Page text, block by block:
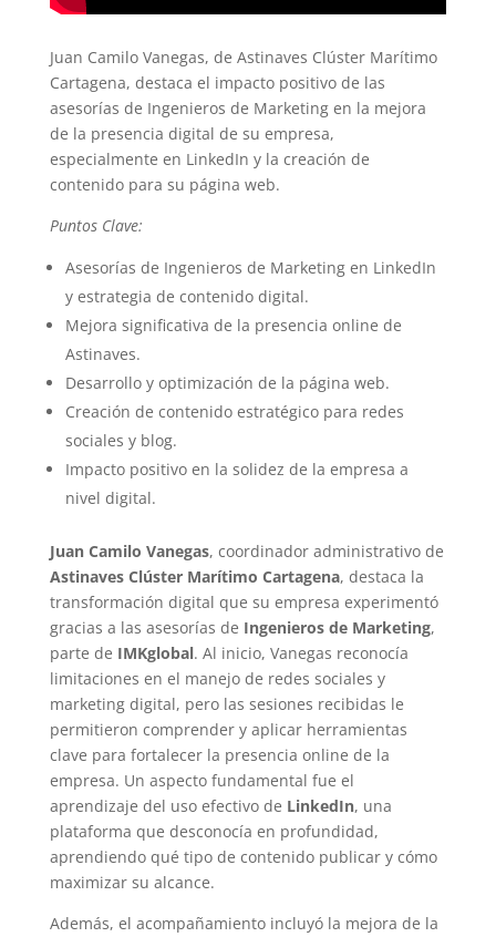
Juan Camilo Vanegas, de Astinaves Clúster Marítimo
Cartagena, destaca el impacto positivo de las
asesorías de Ingenieros de Marketing en la mejora
de la presencia digital de su empresa,
especialmente en LinkedIn y la creación de
contenido para su página web.
Puntos Clave:
Asesorías de Ingenieros de Marketing en LinkedIn
y estrategia de contenido digital.
Mejora significativa de la presencia online de
Astinaves.
Desarrollo y optimización de la página web.
Creación de contenido estratégico para redes
sociales y blog.
Impacto positivo en la solidez de la empresa a
nivel digital.
Juan Camilo Vanegas, coordinador administrativo de
Astinaves Clúster Marítimo Cartagena, destaca la
transformación digital que su empresa experimentó
gracias a las asesorías de Ingenieros de Marketing,
parte de IMKglobal. Al inicio, Vanegas reconocía
limitaciones en el manejo de redes sociales y
marketing digital, pero las sesiones recibidas le
permitieron comprender y aplicar herramientas
clave para fortalecer la presencia online de la
empresa. Un aspecto fundamental fue el
aprendizaje del uso efectivo de LinkedIn, una
plataforma que desconocía en profundidad,
aprendiendo qué tipo de contenido publicar y cómo
maximizar su alcance.
Además, el acompañamiento incluyó la mejora de la